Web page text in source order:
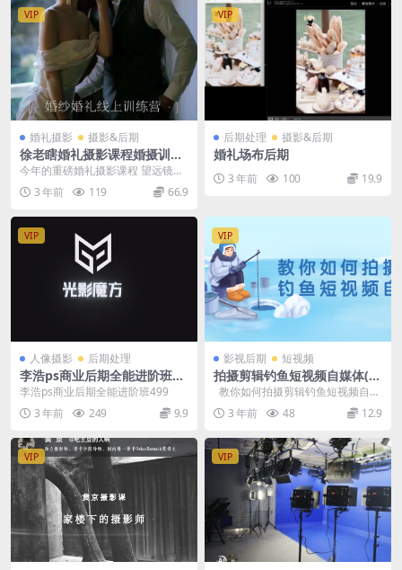
VIP
婚礼摄影 摄影&后期
徐老瞎婚礼摄影课程婚摄训练
营第二期
今年的重磅婚礼摄影课程 望远镜摄
影学院 徐老瞎婚摄训练营 第二期
3 年前 119 66.9
VIP
后期处理 摄影&后期
婚礼场布后期
3 年前 100 19.9
VIP
人像摄影 后期处理
李浩ps商业后期全能进阶班49
9
李浩ps商业后期全能进阶班499
3 年前
249 9.9
VIP
影视后期 短视频
拍摄剪辑钓鱼短视频自媒体(6
0课)
教你如何拍摄剪辑钓鱼短视频自媒
体-新媒体运营 喜欢钓鱼一起的朋友
可...3 年前 48 12.9
VIP VIP